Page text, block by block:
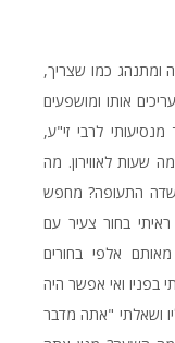
כמו שצריך,
אותו ומושפעים
לרבי זי"ע,
שעות לאווירון. מה
התעופה? מחפש
ראיתי בחור צעיר עם
אלפי בחורים
ואי אפשר היה
ושאלתי "אתה מדבר